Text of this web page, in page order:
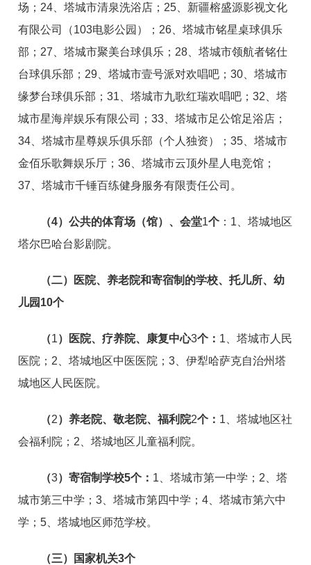
场；24、塔城市清泉洗浴店；25、新疆榕盛源影视文化
有限公司（103电影公园）；26、塔城市铭星桌球俱乐
部；27、塔城市聚美台球俱乐；28、塔城市领航者铭仕
台球俱乐部；29、塔城市壹号派对欢唱吧；30、塔城市
缘梦台球俱乐部；31、塔城市九歌红瑞欢唱吧；32、塔
城市星海岸娱乐有限公司；33、塔城市足公馆足浴店；
34、塔城市星尊娱乐俱乐部（个人独资）；35、塔城市
金佰乐歌舞娱乐厅；36、塔城市云顶外星人电竞馆；
37、塔城市千锤百练健身服务有限责任公司。
（4）公共的体育场（馆）、会堂1个 ：1、塔城地区
塔尔巴哈台影剧院。
（二）医院、养老院和寄宿制的学校、托儿所、幼
儿园 10个
（1）医院、疗养院、康复中心3个： 1、塔城市人民
医院；2、塔城地区中医医院；3、伊犁哈萨克自治州塔
城地区人民医院。
（2）养老院、敬老院、福利院2个 ： 1、塔城地区社
会福利院；2、塔城地区儿童福利院。
（3）寄宿制学校5个： 1、塔城市第一中学；2、塔
城市第三中学；3、塔城市第四中学；4、塔城市第六中
学；5、塔城地区师范学校。
（三）国家机关3个